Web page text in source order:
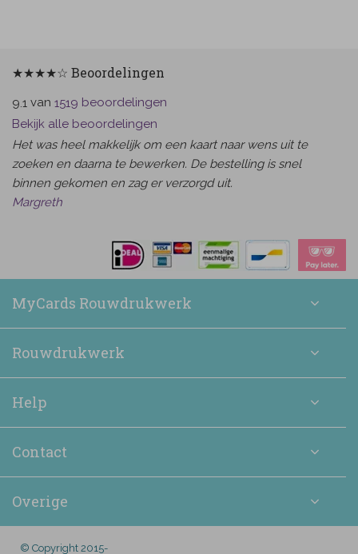
★★★★☆ Beoordelingen
9.1 van 1519 beoordelingen
Bekijk alle beoordelingen
Het was heel makkelijk om een kaart naar wens uit te
zoeken en daarna te bewerken. De bestelling is snel
binnen gekomen en zag er verzorgd uit.
Margreth
MyCards Rouwdrukwerk
Rouwdrukwerk
Help
Contact
Overige
© Copyright 2015-